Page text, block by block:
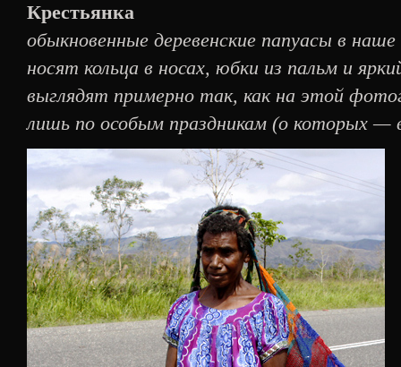
Крестьянка
обыкновенные деревенские папуасы в
носят кольца в носах, юбки из пальм и
выглядят примерно так, как на этой
лишь по особым праздникам (о которых —